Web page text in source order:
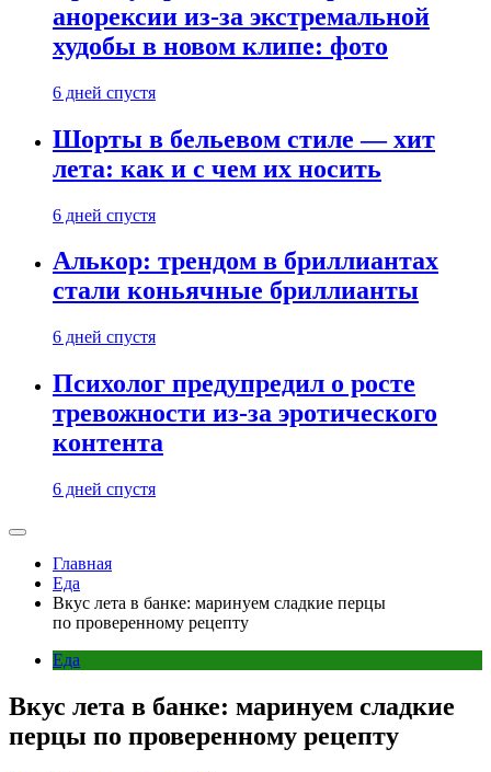
анорексии из-за экстремальной
худобы в новом клипе: фото
6 дней спустя
Шорты в бельевом стиле — хит
лета: как и с чем их носить
6 дней спустя
Алькор: трендом в бриллиантах
стали коньячные бриллианты
6 дней спустя
Психолог предупредил о росте
тревожности из-за эротического
контента
6 дней спустя
Главная
Еда
Вкус лета в банке: маринуем сладкие перцы
по проверенному рецепту
Еда
Вкус лета в банке: маринуем сладкие
перцы по проверенному рецепту